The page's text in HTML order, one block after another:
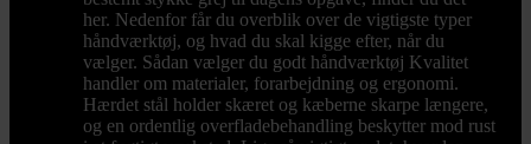
her. Nedenfor får du overblik over de vigtigste typer
håndværktøj, og hvad du skal kigge efter, når du
vælger. Sådan vælger du godt håndværktøj Kvalitet
handler om materialer, forarbejdning og ergonomi.
Hærdet stål holder skæret og kæberne skarpe længere,
og en ordentlig overfladebehandling beskytter mod rust